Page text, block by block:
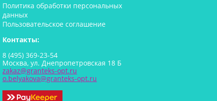
Политика обработки персональных
данных
Пользовательское соглашение
Контакты:
8 (495) 369-23-54
Москва, ул. Днепропетровская 18 Б
zakaz@granteks-opt.ru
o.belyakova@granteks-opt.ru